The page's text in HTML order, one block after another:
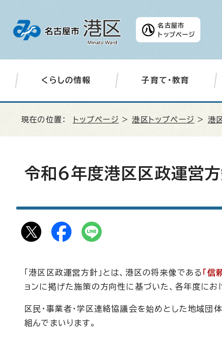
名古屋市
トップページ
くらしの情報 子育て・教育
現在の位置： トップページ >港区トップページ > 港
令和6年度港区区政運営
「港区区政運営方針」とは、港区の将来像である 「
ョンに掲げた施策の方向性に基づいた、各年度にお
区民・事業者・学区連絡協議会を始めとした地域
組んでまいります。